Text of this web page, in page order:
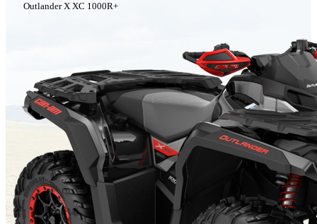
Outlander X XC 1000R+